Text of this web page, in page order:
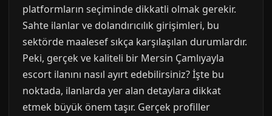
platformların seçiminde dikkatli olmak gerekir.
Sahte ilanlar ve dolandırıcılık girişimleri, bu
sektörde maalesef sıkça karşılaşılan durumlardır.
Peki, gerçek ve kaliteli bir Mersin Çamlıyayla
escort ilanını nasıl ayırt edebilirsiniz? İşte bu
noktada, ilanlarda yer alan detaylara dikkat
etmek büyük önem taşır. Gerçek profiller